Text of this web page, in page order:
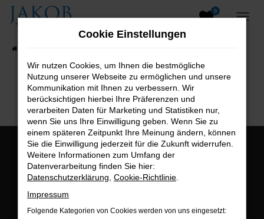
Zum
0
B2B-Shop
Öffnungszeiten:
Montag bis Freitag:
Postadresse:
Cookie Einstellungen
Wir nutzen Cookies, um Ihnen die bestmögliche
Nutzung unserer Webseite zu ermöglichen und unsere
Kommunikation mit Ihnen zu verbessern. Wir
berücksichtigen hierbei Ihre Präferenzen und
verarbeiten Daten für Marketing und Statistiken nur,
wenn Sie uns Ihre Einwilligung geben. Wenn Sie zu
einem späteren Zeitpunkt Ihre Meinung ändern, können
Sie die Einwilligung jederzeit für die Zukunft widerrufen.
Weitere Informationen zum Umfang der
Datenverarbeitung finden Sie hier:
Datenschutzerklärung Cookie-Richtlinie
Impressum
Folgende Kategorien von Cookies werden von uns eingesetzt: